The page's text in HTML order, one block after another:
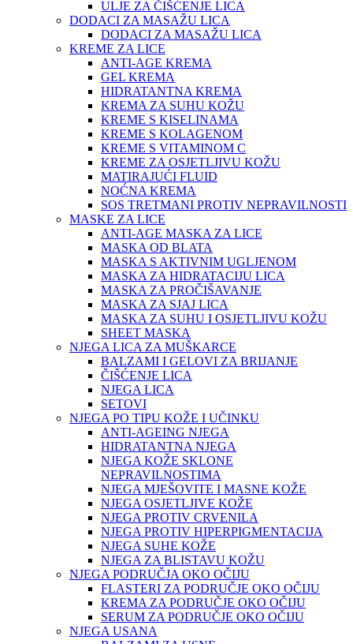
ULJE ZA ČIŠĆENJE LICA
DODACI ZA MASAŽU LICA
DODACI ZA MASAŽU LICA
KREME ZA LICE
ANTI-AGE KREMA
GEL KREMA
HIDRATANTNA KREMA
KREMA ZA SUHU KOŽU
KREME S KISELINAMA
KREME S KOLAGENOM
KREME S VITAMINOM C
KREME ZA OSJETLJIVU KOŽU
MATIRAJUĆI FLUID
NOĆNA KREMA
SOS TRETMANI PROTIV NEPRAVILNOSTI
MASKE ZA LICE
ANTI-AGE MASKA ZA LICE
MASKA OD BLATA
MASKA S AKTIVNIM UGLJENOM
MASKA ZA HIDRATACIJU LICA
MASKA ZA PROČIŠAVANJE
MASKA ZA SJAJ LICA
MASKA ZA SUHU I OSJETLJIVU KOŽU
SHEET MASKA
NJEGA LICA ZA MUŠKARCE
BALZAMI I GELOVI ZA BRIJANJE
ČIŠĆENJE LICA
NJEGA LICA
SETOVI
NJEGA PO TIPU KOŽE I UČINKU
ANTI-AGEING NJEGA
HIDRATANTNA NJEGA
NJEGA KOŽE SKLONE
NEPRAVILNOSTIMA
NJEGA MJEŠOVITE I MASNE KOŽE
NJEGA OSJETLJIVE KOŽE
NJEGA PROTIV CRVENILA
NJEGA PROTIV HIPERPIGMENTACIJA
NJEGA SUHE KOŽE
NJEGA ZA BLISTAVU KOŽU
NJEGA PODRUČJA OKO OČIJU
FLASTERI ZA PODRUČJE OKO OČIJU
KREMA ZA PODRUČJE OKO OČIJU
SERUM ZA PODRUČJE OKO OČIJU
NJEGA USANA